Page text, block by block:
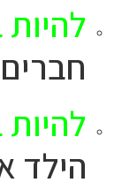
חברים
הילד